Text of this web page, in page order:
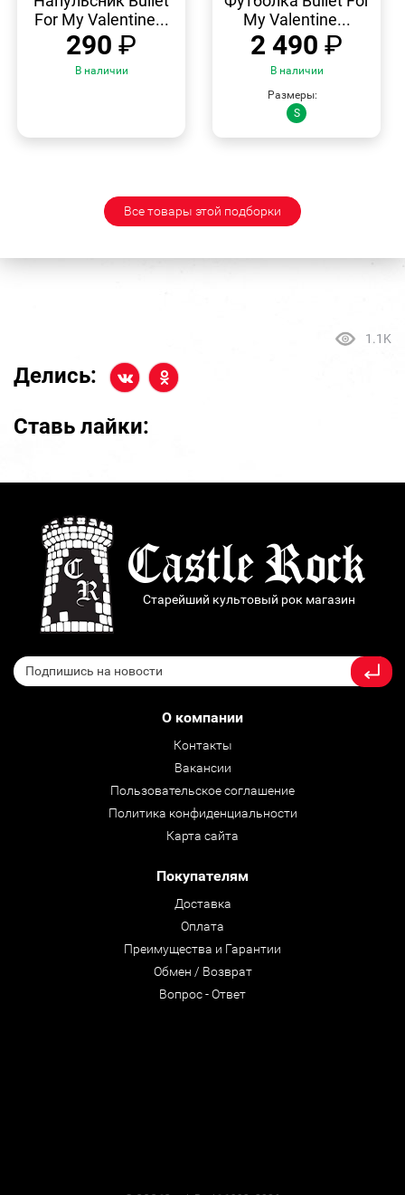
For My Valentine...
290 ₽
В наличии
My Valentine...
2 490 ₽
В наличии
Размеры:
S
Все товары этой подборки
1.1K
Делись:
Ставь лайки:
Старейший культовый рок магазин
О компании
Контакты
Вакансии
Пользовательское соглашение
Политика конфиденциальности
Карта сайта
Покупателям
Доставка
Оплата
Преимущества и Гарантии
Обмен / Возврат
Вопрос - Ответ